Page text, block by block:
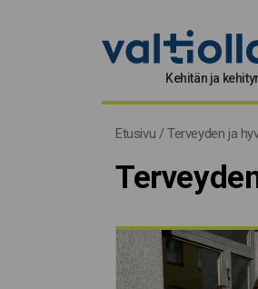
Kehitän ja
Terveyden ja
Etusivu /Terveyden ja